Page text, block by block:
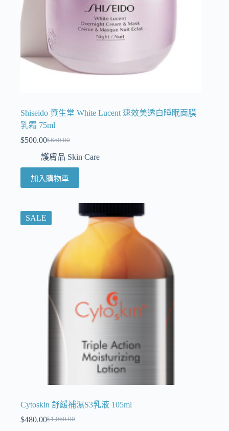
Shiseido 資生堂 White Lucent 速效美透白睡眠面膜
乳霜 75ml
$650.00
$500.00
護膚品 Skin Care
加入購物車
SALE
Cytoskin 舒緩補濕S3乳液 105ml
$1,060.00
$480.00